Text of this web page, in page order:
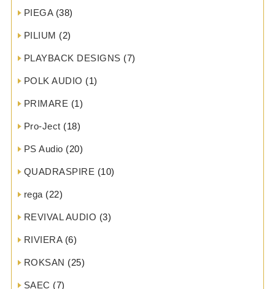
PIEGA(38)
PILIUM (2)
PLAYBACK DESIGNS (7)
POLK AUDIO (1)
PRIMARE (1)
Pro-Ject (18)
PS Audio (20)
QUADRASPIRE (10)
rega (22)
REVIVAL AUDIO (3)
RIVIERA(6)
ROKSAN (25)
SAEC (7)